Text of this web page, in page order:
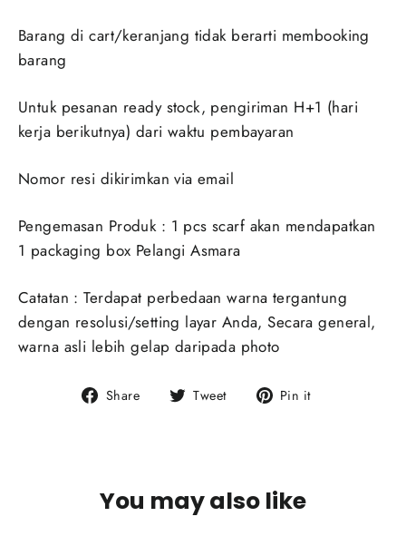
Barang di cart/keranjang tidak berarti membooking
barang
Untuk pesanan ready stock, pengiriman H+1 (hari
kerja berikutnya) dari waktu pembayaran
Nomor resi dikirimkan via email
Pengemasan Produk : 1 pcs scarf akan mendapatkan
1 packaging box Pelangi Asmara
Catatan : Terdapat perbedaan warna tergantung
dengan resolusi/setting layar Anda, Secara general,
warna asli lebih gelap daripada photo
Share
Share Tweet
Tweet Pin it
You may also like